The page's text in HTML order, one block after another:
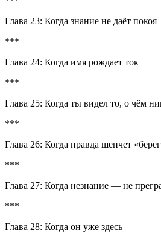
Глава 23: Когда знание не даёт покоя
***
Глава 24: Когда имя рождает ток
***
Глава 25: Когда ты видел то, о чём
***
Глава 26: Когда правда шепчет
***
Глава 27: Когда незнание — не
***
Глава 28: Когда он уже здесь